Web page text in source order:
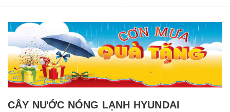
CÂY NƯỚC NÓNG LẠNH HYUNDAI